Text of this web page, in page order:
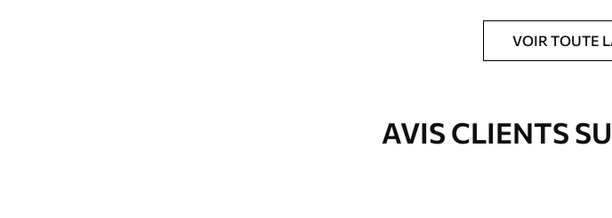
Imprimé sur commande et livré en rouleaux jusqu’à 50 cm de
VOIR TOUTE
AVIS CLIENTS